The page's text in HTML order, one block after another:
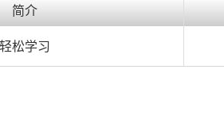
简介
轻松学习